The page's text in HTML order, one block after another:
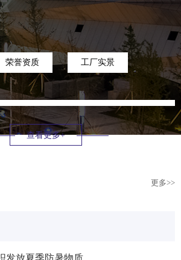
荣誉资质 工厂实景
查看更多+
更多>>
发放夏季防暑物质